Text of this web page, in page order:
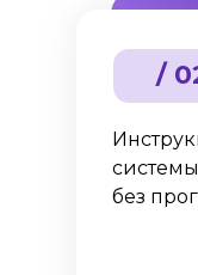
/
системы
без